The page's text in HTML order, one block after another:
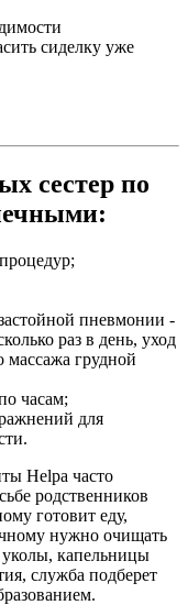
сиделку уже
сестер по
пневмонии -
раз в день, уход
грудной
часам;
для
Helpa часто
родственников
готовит еду,
нужно очищать
капельницы
служба подберет